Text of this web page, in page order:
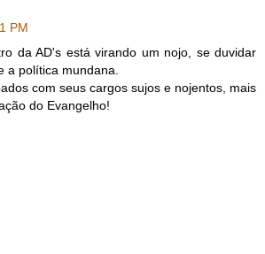
PM
da AD's está virando um nojo, se duvidar
a política mundana.
com seus cargos sujos e nojentos, mais
do Evangelho!